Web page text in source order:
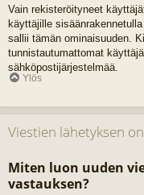
Vain rekisteröityneet
käyttäjille
sallii tämän ominaisuuden.
tunnistautumattomat
sähköpostijärjestelmää.
Ylös
Viestien lähetyksen
Miten luon uuden
vastauksen?